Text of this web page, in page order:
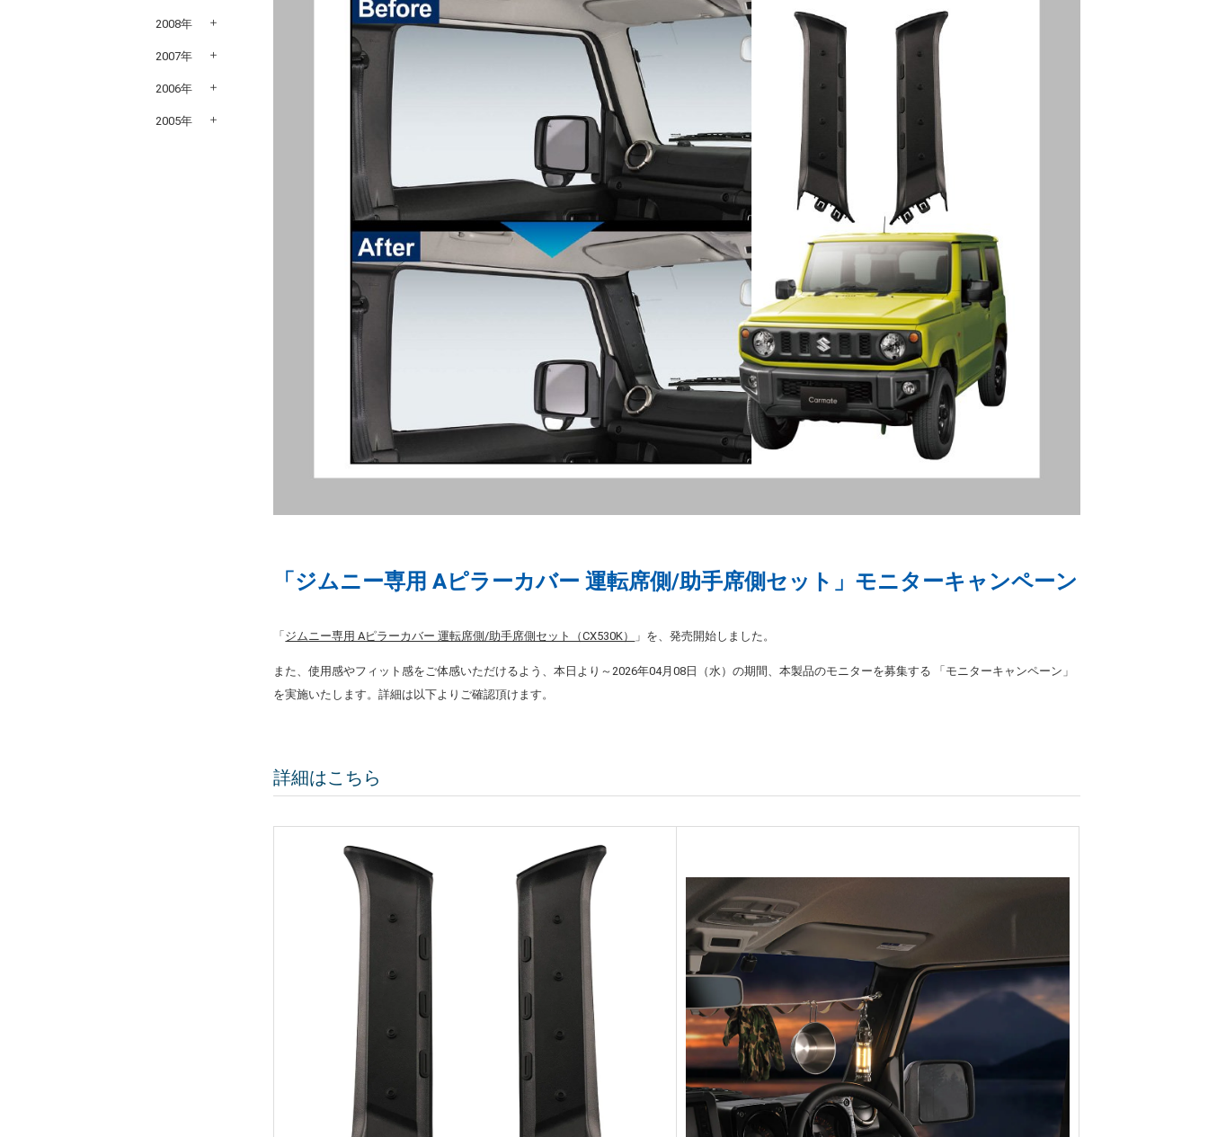
「ジムニー専用 Aピラーカバー 運転席側/助手席側セット」モニターキャンペーン
「 ジムニー専用 Aピラーカバー 運転席側/助手席側セット（CX530K） 」を、発売開始しました。
また、使用感やフィット感をご体感いただけるよう、本日より～2026年04月08日（水）の期間、本製品のモニターを募集する 「モニターキャンペーン」
を実施いたします。詳細は以下よりご確認頂けます。
詳細はこちら
2008年
2007年
2006年
2005年